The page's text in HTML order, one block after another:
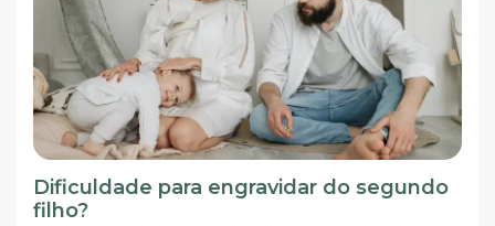
Dificuldade para engravidar do segundo
filho?